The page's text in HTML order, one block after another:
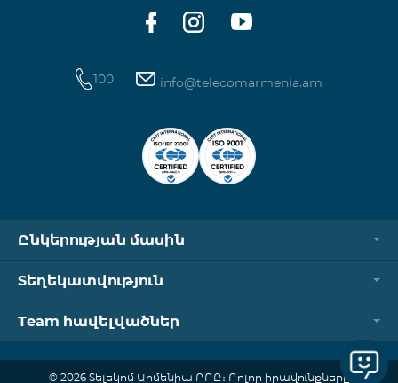
100 info@telecomarmenia.am
Ընկերության մասին
Տեղեկատվություն
Team հավելվածներ
© 2026 Տելեկոմ Արմենիա ԲԲԸ։ Բոլոր իրավունքները